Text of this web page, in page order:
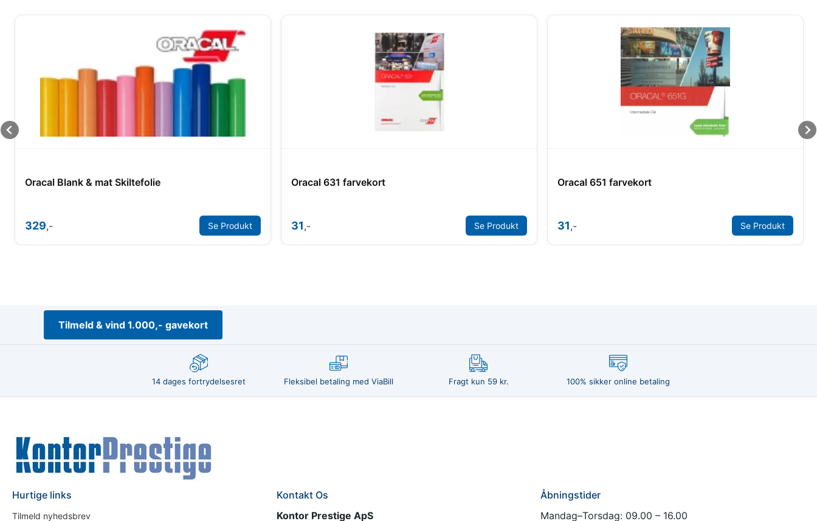
Oracal Blank & mat Skiltefolie
329,- Se Produkt
Oracal 631 farvekort
31,- Se Produkt
Oracal 651 farvekort
31,- Se Produkt
Tilmeld & vind 1.000,- gavekort
14 dages fortrydelsesret Fleksibel betaling med ViaBill Fragt kun 59 kr. 100% sikker online betaling
Hurtige links
Tilmeld nyhedsbrev
Kontakt Os
Kontor Prestige ApS
Åbningstider
Mandag–Torsdag: 09.00 – 16.00